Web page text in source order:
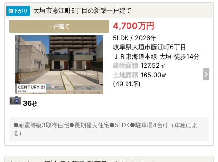
値下がり 大垣市藤江町6丁目の新築一戸建て
一戸建て
36枚
4,700万円
5LDK / 2026年
岐阜県大垣市藤江町6丁目
ＪＲ東海道本線 大垣 徒歩14分
建物面積 127.52㎡
土地面積 165.00㎡
(49.91坪)
●耐震等級3取得住宅●長期優良住宅●5LDK●駐車場4台可（車種によ
る）